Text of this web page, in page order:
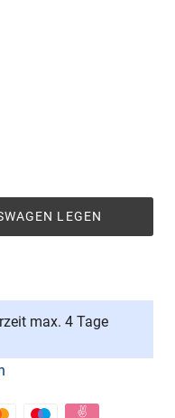
LEGEN
max. 4 Tage